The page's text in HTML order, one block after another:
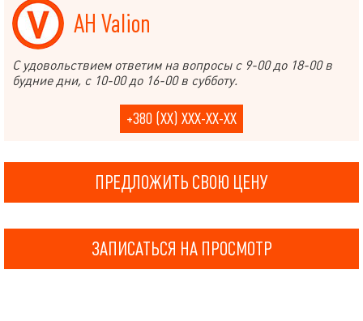
АН Valion
С удовольствием ответим на вопросы с 9-00 до 18-00 в
будние дни, с 10-00 до 16-00 в субботу.
+380 (XX) XXX-XX-XX
ПРЕДЛОЖИТЬ СВОЮ ЦЕНУ
ЗАПИСАТЬСЯ НА ПРОСМОТР